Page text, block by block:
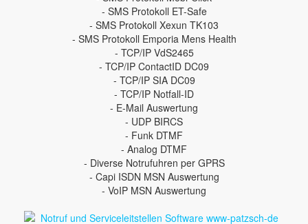
- SMS Protokoll ET-Safe
- SMS Protokoll Xexun TK103
- SMS Protokoll Emporia Mens Health
- TCP/IP VdS2465
- TCP/IP ContactID DC09
- TCP/IP SIA DC09
- TCP/IP Notfall-ID
- E-Mail Auswertung
- UDP BIRCS
- Funk DTMF
- Analog DTMF
- Diverse Notrufuhren per GPRS
- Capi ISDN MSN Auswertung
- VoIP MSN Auswertung